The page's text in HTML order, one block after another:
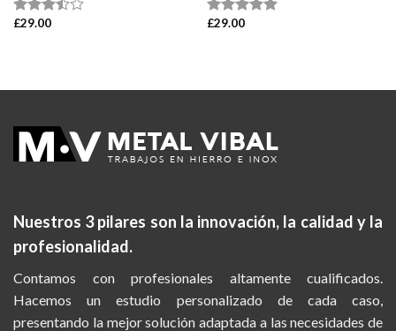
Valorado
£29.00
Valorado en
£29.00
Nuestros 3 pilares son la innovación, la calidad y la
profesionalidad.
Contamos con profesionales altamente cualificados.
Hacemos un estudio personalizado de cada caso,
presentando la mejor solución adaptada a las necesidades de